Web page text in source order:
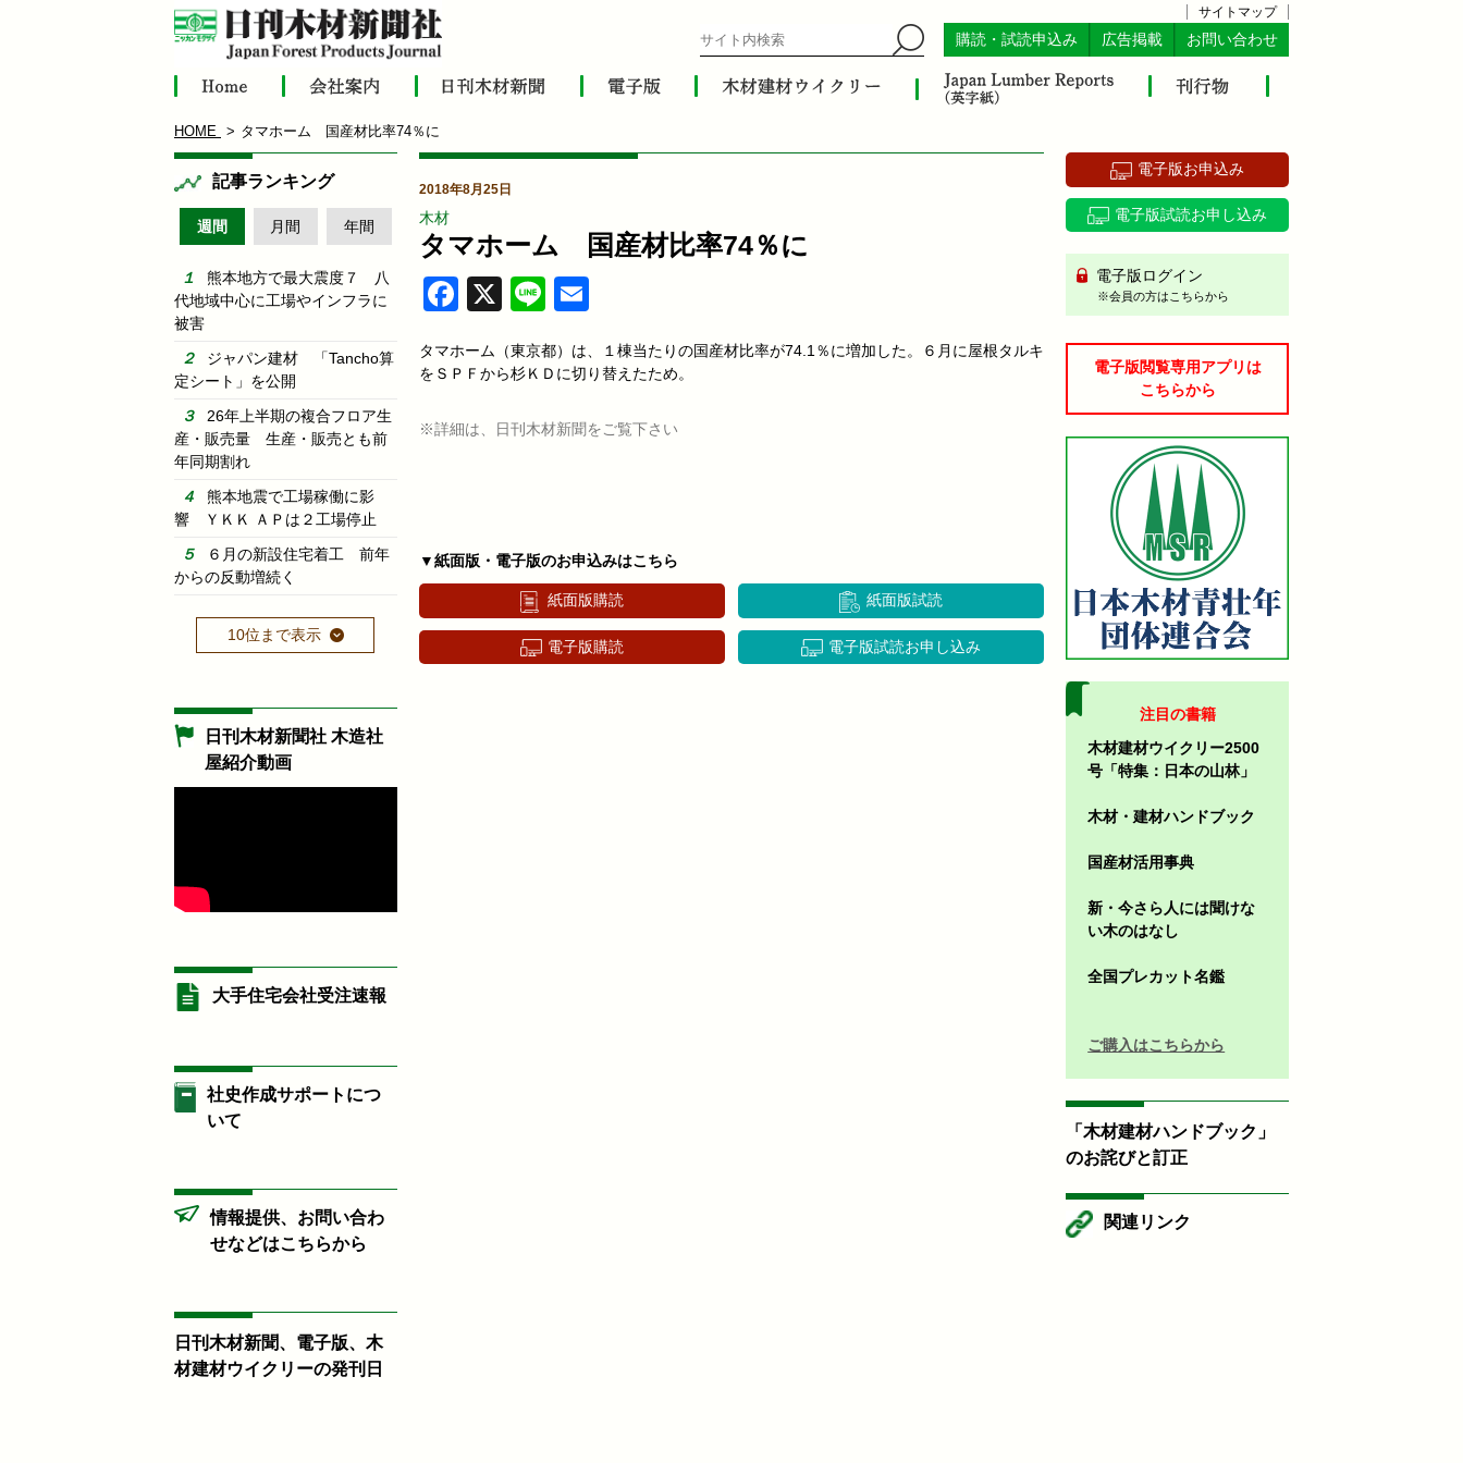
サイトマップ
購読・試読申込み 広告掲載 お問い合わせ
HOME タマホーム 国産材比率74％に
2018年8月25日
木材
タマホーム 国産材比率74％に
Facebook
X Line
タマホーム（東京都）は、１棟当たりの国産材比率が74.1％に増加した。６月に屋根タルキ
をＳＰＦから杉ＫＤに切り替えたため。
※詳細は、日刊木材新聞をご覧下さい
▼紙面版・電子版のお申込みはこちら
紙面版購読 紙面版試読
電子版購読 電子版試読お申し込み
記事ランキング
週間 月間 年間
熊本地方で最大震度７ 八
代地域中心に工場やインフラに
被害
ジャパン建材 「Tancho算
定シート」を公開
26年上半期の複合フロア生
産・販売量 生産・販売とも前
年同期割れ
熊本地震で工場稼働に影
響 ＹＫＫ ＡＰは２工場停止
６月の新設住宅着工 前年
からの反動増続く
10位まで表示
日刊木材新聞社 木造社
屋紹介動画
大手住宅会社受注速報
社史作成サポートにつ
いて
情報提供、お問い合わ
せなどはこちらから
日刊木材新聞、電子版、木
材建材ウイクリーの発刊日
電子版お申込み
電子版試読お申し込み
電子版ログイン
※会員の方はこちらから
電子版閲覧専用アプリは
こちらから
注目の書籍
木材建材ウイクリー2500
号「特集：日本の山林」
木材・建材ハンドブック
国産材活用事典
新・今さら人には聞けな
い木のはなし
全国プレカット名鑑
ご購入はこちらから
「木材建材ハンドブック」
のお詫びと訂正
関連リンク